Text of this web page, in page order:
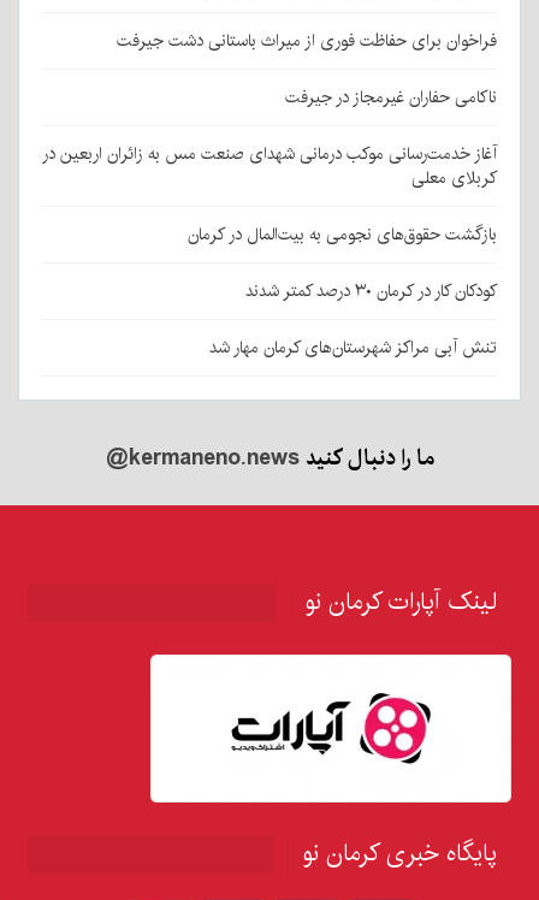
فراخوان برای حفاظت فوری از میراث باستانی دشت جیرفت
ناکامی حفاران غیرمجاز در جیرفت
آغاز خدمت‌رسانی موکب درمانی شهدای صنعت مس به زائران اربعین در
کربلای معلی
بازگشت حقوق‌های نجومی به بیت‌المال در کرمان
کودکان کار در کرمان ۳۰ درصد کمتر شدند
تنش آبی مراکز شهرستان‌های کرمان مهار شد
ما را دنبال کنید@kermaneno.news
لینک آپارات کرمان نو
پایگاه خبری کرمان نو